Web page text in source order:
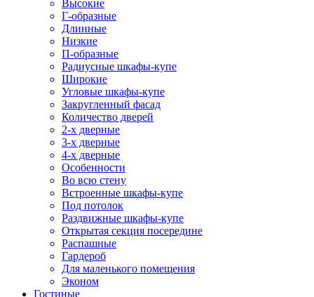
Высокие
Г-образные
Длинные
Низкие
П-образные
Радиусные шкафы-купе
Широкие
Угловые шкафы-купе
Закругленный фасад
Количество дверей
2-х дверные
3-х дверные
4-х дверные
Особенности
Во всю стену
Встроенные шкафы-купе
Под потолок
Раздвижные шкафы-купе
Открытая секция посередине
Распашные
Гардероб
Для маленького помещения
Эконом
Гостиные